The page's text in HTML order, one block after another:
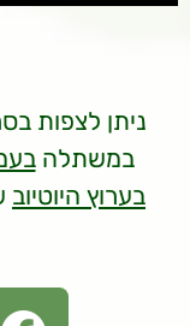
ניתן לצפות
במשתלה
בערוץ היוטיוב